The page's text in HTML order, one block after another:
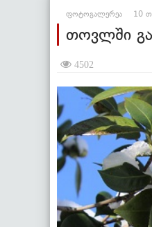
ფოტოგალერეა 10
თოვლში
4502